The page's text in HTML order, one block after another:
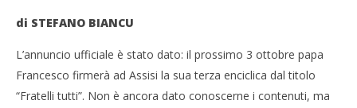
di STEFANO BIANCU
L’annuncio ufficiale è stato dato: il prossimo 3 ottobre papa
Francesco firmerà ad Assisi la sua terza enciclica dal titolo
“Fratelli tutti”. Non è ancora dato conoscerne i contenuti, ma